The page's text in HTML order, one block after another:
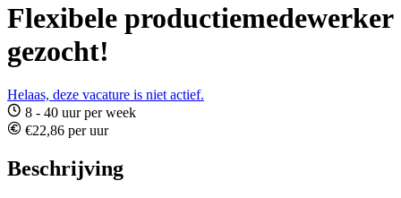
Flexibele productiemedewerker
gezocht!
Helaas, deze vacature is niet actief.
8 - 40 uur per week
€22,86 per uur
Beschrijving